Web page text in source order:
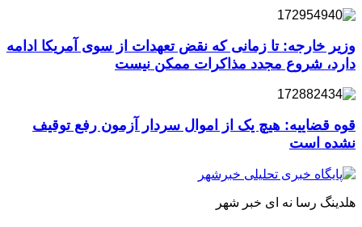
وزیر خارجه: تا زمانی که نقض تعهدات از سوی آمریکا ادامه
دارد، شروع مجدد مذاکرات ممکن نیست
قوه قضاییه: هیچ یک از اموال سردار آزمون رفع توقیف
نشده است
هلدینگ رسا نه ای خبر شهر